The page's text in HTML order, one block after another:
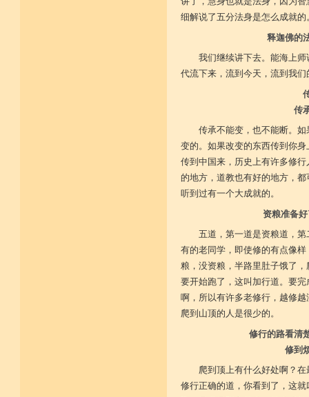
细解说了五分法身是怎么成就的
释迦佛的
我们继续讲下去。能海上师
代流下来，流到今天，流到我
传
传承不能变，也不能断。
变的。如果改变的东西传到你
传到中国来，历史上有许多修
的地方，道教也有好的地方，
听到过有一个大成就的。
资粮准备
五道，第一道是资粮道，
有的老同学，即使修的有点像
粮，没资粮，半路里肚子饿了
要开始跑了，这叫加行道。要
啊，所以有许多老修行，越修
爬到山顶的人是很少的。
修行的路看清
修到
爬到顶上有什么好处啊？
修行正确的道，你看到了，这